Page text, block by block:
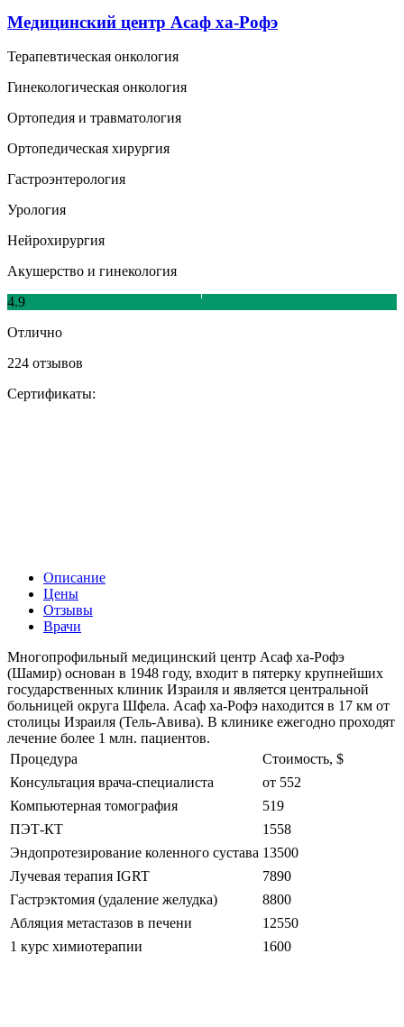
Медицинский центр Асаф ха-Рофэ
Терапевтическая онкология
Гинекологическая онкология
Ортопедия и травматология
Ортопедическая хирургия
Гастроэнтерология
Урология
Нейрохирургия
Акушерство и гинекология
4.9
Отлично
224 отзывов
Сертификаты:
Описание
Цены
Отзывы
Врачи
Многопрофильный медицинский центр Асаф ха-Рофэ
(Шамир) основан в 1948 году, входит в пятерку крупнейших
государственных клиник Израиля и является центральной
больницей округа Шфела. Асаф ха-Рофэ находится в 17 км от
столицы Израиля (Тель-Авива). В клинике ежегодно проходят
лечение более 1 млн. пациентов.
Процедура
Стоимость, $
Консультация врача-специалиста
от 552
Компьютерная томография
519
ПЭТ-КТ
1558
Эндопротезирование коленного сустава 13500
Лучевая терапия IGRT
7890
Гастрэктомия (удаление желудка)
8800
Абляция метастазов в печени
12550
1 курс химиотерапии
1600